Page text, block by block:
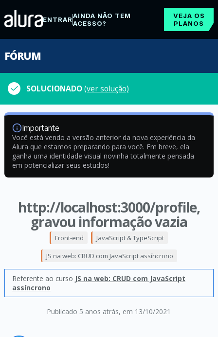
ENTRARAINDA NÃO TEM
ACESSO?
VEJA OS
PLANOS
FÓRUM
SOLUCIONADO(ver solução)
Importante
Você está vendo a versão anterior da nova experiência da
Alura que estamos preparando para você. Em breve, ela
ganha uma identidade visual novinha totalmente pensada
em potencializar seus estudos!
http://localhost:3000/profile,
gravou informação vazia
Publicado 5 anos atrás, em 13/10/2021
Front-end JavaScript & TypeScript
JS na web: CRUD com JavaScript assíncrono
Referente ao curso JS na web: CRUD com JavaScript
assíncrono